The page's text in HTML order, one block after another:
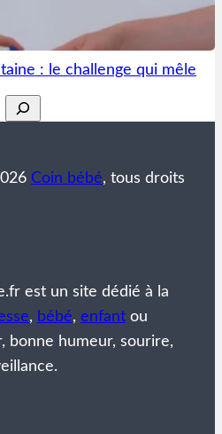
: le challenge qui mêle
Coin bébé, tous droits
est un site dédié à la
, bébé, enfant ou
bonne humeur, sourire,